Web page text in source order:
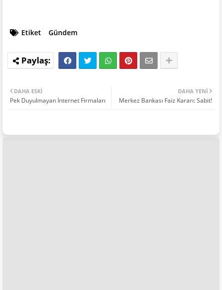
Etiket Gündem
DAHA YENI
Merkez Bankası Faiz Kararı: Sabit!
DAHA ESKI
Pek Duyulmayan İnternet Firmaları